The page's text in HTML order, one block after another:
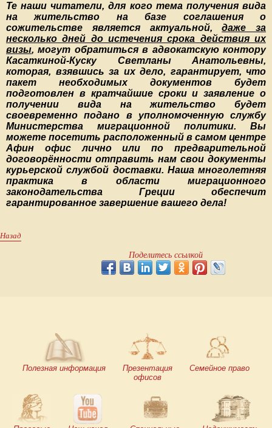
Те наши читатели, для кого тема получения вида
на жительство на базе соглашения о
сожительстве является актуальной,даже за
несколько дней до истечения срока действия их
визы, могут обратиться в адвокатскую контору
Касаткиной-Куску Светланы Анатольевны,
которая, взявшись за их дело, гарантирует, что
пакет необходимых документов будет
подготовлен в кратчайшие сроки и заявление о
получении вида на жительство будет
своевременно подано в уполномоченную службу
Министерства миграционной политики. Вы
можете посетить расположенный в самом центре
Афин офис лично или по предварительной
договорённости отправить нам свои документы
курьерской службой доставки. Наша многолетняя
практика в области миграционного
законодательства Греции обеспечит
гарантированное завершение вашего дела!
Назад
Поделитесь ссылкой
Полезная информация
Презентация
офисов
Семейное право